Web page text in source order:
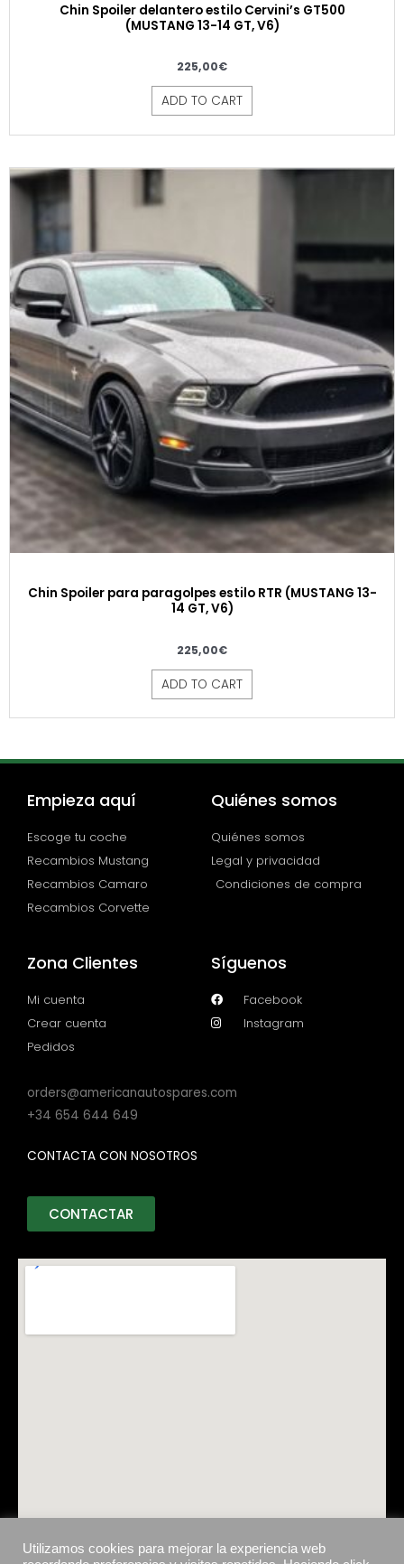
Chin Spoiler delantero estilo Cervini’s GT500
(MUSTANG 13-14 GT, V6)
225,00€
ADD TO CART
Chin Spoiler para paragolpes estilo RTR (MUSTANG 13-
14 GT, V6)
225,00€
ADD TO CART
Empieza aquí
Escoge tu coche
Recambios Mustang
Recambios Camaro
Recambios Corvette
Quiénes somos
Quiénes somos
Legal y privacidad
Condiciones de compra
Zona Clientes
Mi cuenta
Crear cuenta
Pedidos
Síguenos
Facebook
Instagram
orders@americanautospares.com
+34 654 644 649
CONTACTA CON NOSOTROS
CONTACTAR
Utilizamos cookies para mejorar la experiencia web